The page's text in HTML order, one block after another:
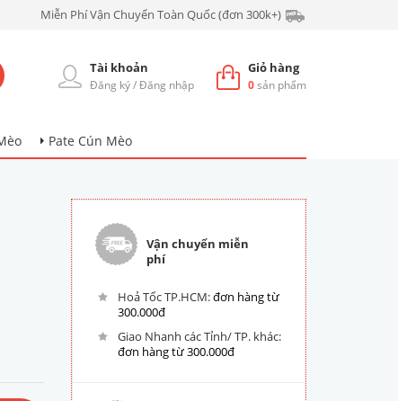
Miễn Phí Vận Chuyển Toàn Quốc (đơn 300k+)
Giỏ hàng
0sản phẩm
Tài khoản
Đăng ký/Đăng nhập
Pate Cún Mèo
Vận chuyển miễn
phí
Hoả Tốc TP.HCM:đơn hàng từ
300.000đ
Giao Nhanh các Tỉnh/ TP. khác:
đơn hàng từ 300.000đ